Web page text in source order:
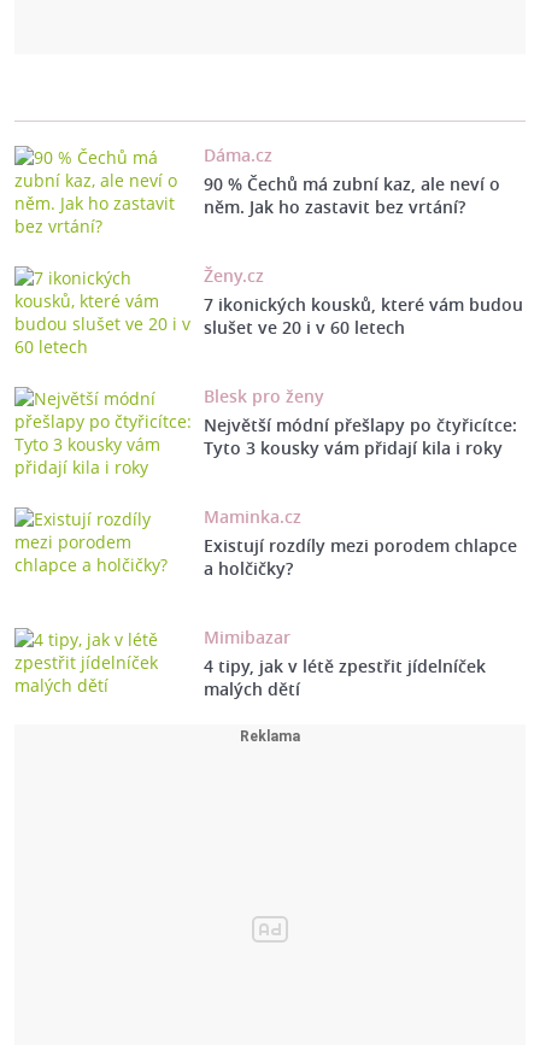
Dáma.cz
90 % Čechů má zubní kaz, ale neví o
něm. Jak ho zastavit bez vrtání?
Ženy.cz
7 ikonických kousků, které vám budou
slušet ve 20 i v 60 letech
Blesk pro ženy
Největší módní přešlapy po čtyřicítce:
Tyto 3 kousky vám přidají kila i roky
Maminka.cz
Existují rozdíly mezi porodem chlapce
a holčičky?
Mimibazar
4 tipy, jak v létě zpestřit jídelníček
malých dětí